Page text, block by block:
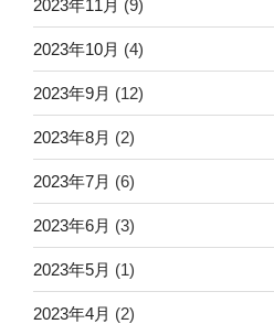
2023年11月 (9)
2023年10月 (4)
2023年9月 (12)
2023年8月 (2)
2023年7月 (6)
2023年6月 (3)
2023年5月 (1)
2023年4月 (2)